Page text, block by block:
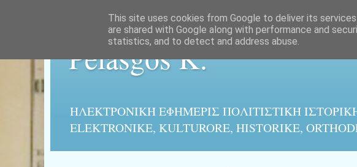
Pelasgos K.
ΗΛΕΚΤΡΟΝΙΚΉ ΕΦΗΜΕΡΙΣ ΠΟΛΙΤΙΣΤΙΚΉ
ELEKTRONIKE, KULTURORE, HISTORIKE,
This site uses cookies from Google to deliver its
are shared with Google along with performance and
statistics, and to detect and address abuse.